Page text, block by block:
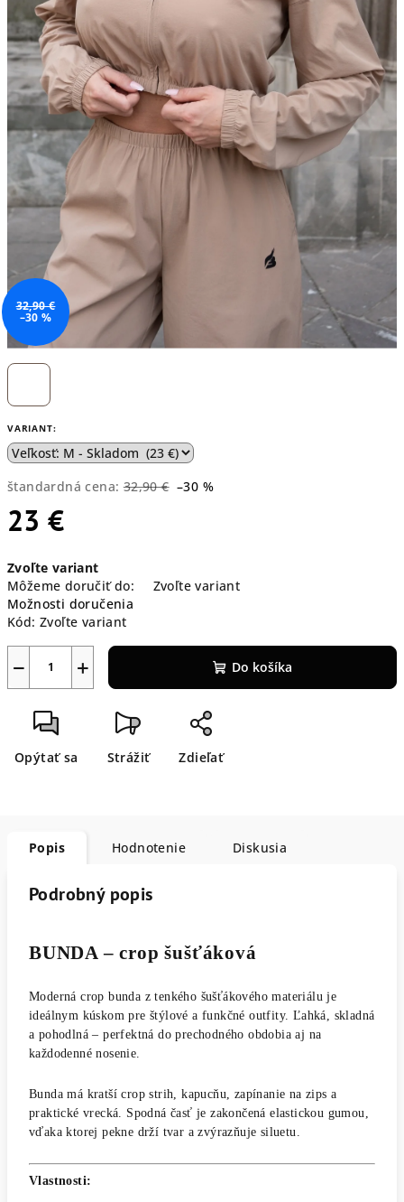
VARIANT:
štandardná cena: 32,90 € –30 %
23 €
cena:
Zvoľte variant
Môžeme doručiť do:
Zvoľte variant
Možnosti doručenia
Kód: Zvoľte variant
+
− Do košíka
Opýtať sa Strážiť Zdieľať
32,90 €
–30 %
Popis Hodnotenie Diskusia
Podrobný popis
BUNDA – crop šušťáková
Moderná crop bunda z tenkého šušťákového materiálu je
ideálnym kúskom pre štýlové a funkčné outfity. Ľahká, skladná
a pohodlná – perfektná do prechodného obdobia aj na
každodenné nosenie.
Bunda má kratší crop strih, kapucňu, zapínanie na zips a
praktické vrecká. Spodná časť je zakončená elastickou gumou,
vďaka ktorej pekne drží tvar a zvýrazňuje siluetu.
Vlastnosti: